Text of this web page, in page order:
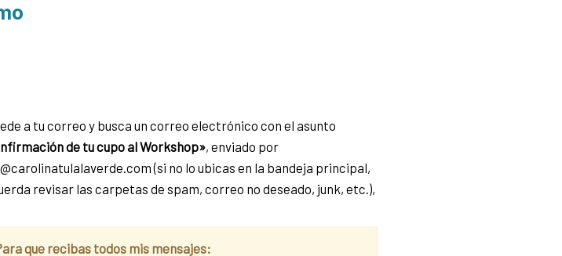
a tu correo y busca un correo electrónico con el asunto
de tu cupo al Workshop», enviado por
(si no lo ubicas en la bandeja principal,
revisar las carpetas de spam, correo no deseado, junk, etc.),
que recibas todos mis mensajes: